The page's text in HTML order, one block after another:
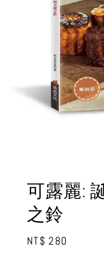
可露麗:
之鈴
Regular
NT$ 280